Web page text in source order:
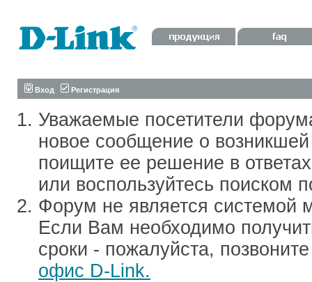
Вход Регистрация
Уважаемые посетители
новое сообщение о
поищите ее решение в
или воспользуйтесь поиском
Форум не является системой
Если Вам необходимо
сроки - пожалуйста,
офис D-Link.